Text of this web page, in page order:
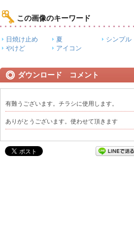
この画像のキーワード
日焼け止め 夏 シンプル
やけど
アイコン
ダウンロード コメント
有難うございます。チラシに使用します。
ありがとうございます。使わせて頂きます